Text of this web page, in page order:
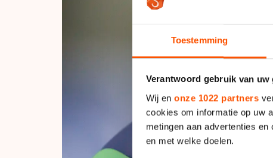
Toestemming
Verantwoord gebruik van uw
Wij en onze 1022 partners
cookies om informatie op uw
metingen aan advertenties
en met welke doelen.